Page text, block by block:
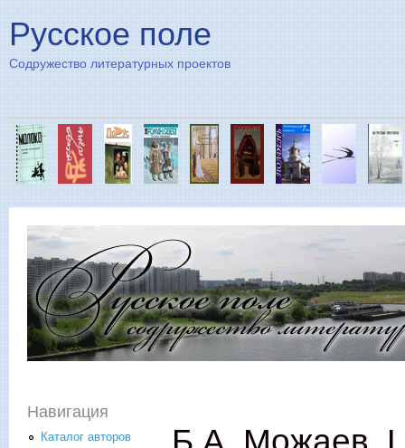
Русское поле
Содружество литературных проектов
Навигация
Каталог авторов